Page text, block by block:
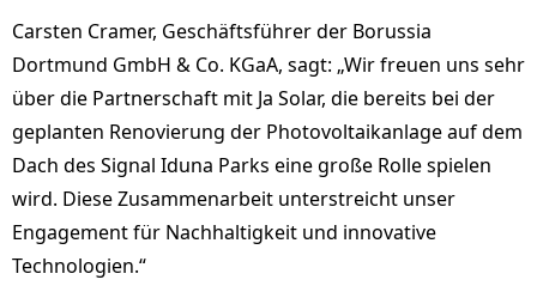
Carsten Cramer, Geschäftsführer der Borussia
Dortmund GmbH & Co. KGaA, sagt: „Wir freuen uns sehr
über die Partnerschaft mit Ja Solar, die bereits bei der
geplanten Renovierung der Photovoltaikanlage auf dem
Dach des Signal Iduna Parks eine große Rolle spielen
wird. Diese Zusammenarbeit unterstreicht unser
Engagement für Nachhaltigkeit und innovative
Technologien.“